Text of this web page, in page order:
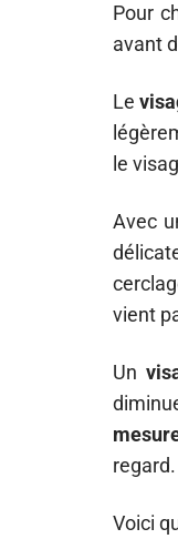
Pour
avant
Le
le
Avec
vient
Un
regard.
Voici